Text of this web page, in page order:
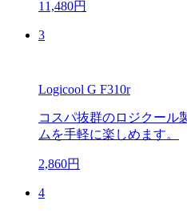
11,480円
3
Logicool G F310r
コスパ抜群のロジクール
ムを手軽に楽しめます。
2,860円
4